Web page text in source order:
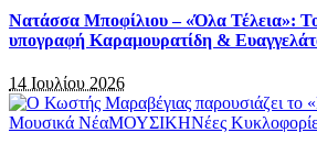
Νατάσσα Μποφίλιου – «Όλα Τέλεια»: Το
υπογραφή Καραμουρατίδη &
14 Ιουλίου 2026
Μουσικά ΝέαΜΟΥΣΙΚΗΝέες